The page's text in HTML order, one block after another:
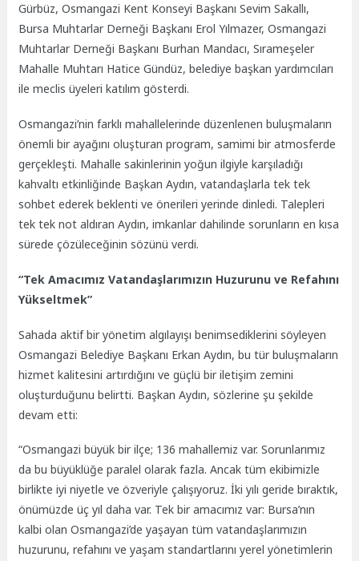
Gürbüz, Osmangazi Kent Konseyi Başkanı Sevim Sakallı,
Bursa Muhtarlar Derneği Başkanı Erol Yılmazer, Osmangazi
Muhtarlar Derneği Başkanı Burhan Mandacı, Sırameşeler
Mahalle Muhtarı Hatice Gündüz, belediye başkan yardımcıları
ile meclis üyeleri katılım gösterdi.
Osmangazi’nin farklı mahallelerinde düzenlenen buluşmaların
önemli bir ayağını oluşturan program, samimi bir atmosferde
gerçekleşti. Mahalle sakinlerinin yoğun ilgiyle karşıladığı
kahvaltı etkinliğinde Başkan Aydın, vatandaşlarla tek tek
sohbet ederek beklenti ve önerileri yerinde dinledi. Talepleri
tek tek not aldıran Aydın, imkanlar dahilinde sorunların en kısa
sürede çözüleceğinin sözünü verdi.
“Tek Amacımız Vatandaşlarımızın Huzurunu ve Refahını
Yükseltmek”
Sahada aktif bir yönetim algılayışı benimsediklerini söyleyen
Osmangazi Belediye Başkanı Erkan Aydın, bu tür buluşmaların
hizmet kalitesini artırdığını ve güçlü bir iletişim zemini
oluşturduğunu belirtti. Başkan Aydın, sözlerine şu şekilde
devam etti:
“Osmangazi büyük bir ilçe; 136 mahallemiz var. Sorunlarımız
da bu büyüklüğe paralel olarak fazla. Ancak tüm ekibimizle
birlikte iyi niyetle ve özveriyle çalışıyoruz. İki yılı geride bıraktık,
önümüzde üç yıl daha var. Tek bir amacımız var: Bursa’nın
kalbi olan Osmangazi’de yaşayan tüm vatandaşlarımızın
huzurunu, refahını ve yaşam standartlarını yerel yönetimlerin